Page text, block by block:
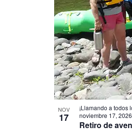
NOV
17
Retiro de
¡Llamando a
noviembre 17, 2026